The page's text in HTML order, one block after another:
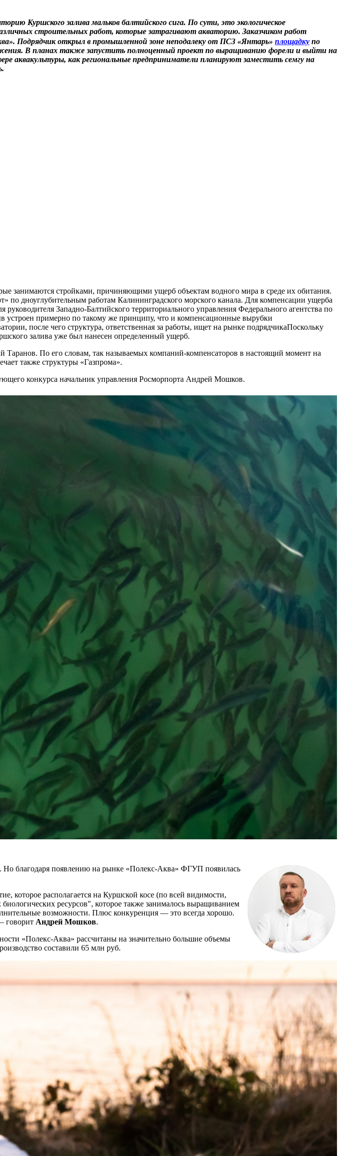
Куршского залива мальков балтийского сига. По сути, это экологическое
строительных работ, которые затрагивают акваторию. Заказчиком работ
Подрядчик открыл в промышленной зоне неподалеку от ПСЗ «Янтарь» площадку по
В планах также запустить полноценный проект по выращиванию форели и выйти на
аквакультуры, как региональные предприниматели планируют заместить семгу на
занимаются стройками, причиняющими ущерб объектам водного мира в среде их обитания.
дноуглубительным работам Калининградского морского канала. Для компенсации ущерба
руководителя Западно-Балтийского территориального управления Федерального агентства по
устроен примерно по такому же принципу, что и компенсационные вырубки
после чего структура, ответственная за работы, ищет на рынке подрядчикаПоскольку
залива уже был нанесен определенный ущерб.
Таранов. По его словам, так называемых компаний-компенсаторов в настоящий момент на
также структуры «Газпрома».
конкурса начальник управления Росморпорта Андрей Мошков.
Но благодаря появлению на рынке «Полекс-Аква» ФГУП появилась
которое располагается на Куршской косе (по всей видимости,
ресурсов", которое также занималось выращиванием
возможности. Плюс конкуренция — это всегда хорошо.
говорит Андрей Мошков.
«Полекс-Аква» рассчитаны на значительно большие объемы
составили 65 млн руб.